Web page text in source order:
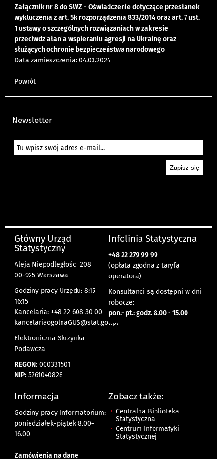
Załącznik nr 8 do SWZ - Oświadczenie dotyczące przesłanek
wykluczenia z art. 5k rozporządzenia 833/2014 oraz art. 7 ust.
1 ustawy o szczególnych rozwiązaniach w zakresie
przeciwdziałania wspieraniu agresji na Ukrainę oraz
służących ochronie bezpieczeństwa narodowego
Data zamieszczenia: 04.03.2024
Powrót
Newsletter
Główny Urząd
Statystyczny
Aleja Niepodległości 208
00-925 Warszawa
Godziny pracy Urzędu: 8:15 -
16:15
Kancelaria: +48 22 608 30 00
kancelariaogolnaGUS@stat.gov.pl
Elektroniczna Skrzynka
Podawcza
REGON: 000331501
NIP: 5261040828
Infolinia Statystyczna
+48 22 279 99 99
(opłata zgodna z taryfą
operatora)
Konsultanci są dostępni w dni
robocze:
pon.- pt.: godz. 8.00 - 15.00
Informacja
Godziny pracy Informatorium:
poniedziałek-piątek 8.00–
16.00
Zamówienia na dane
Zobacz także:
Centralna Biblioteka
Statystyczna
Centrum Informatyki
Statystycznej